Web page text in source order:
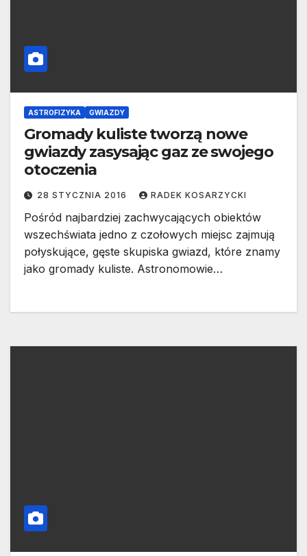
ASTROFIZYKA GWIAZDY
Gromady kuliste tworzą nowe
gwiazdy zasysając gaz ze swojego
otoczenia
28 STYCZNIA 2016 RADEK KOSARZYCKI
Pośród najbardziej zachwycających obiektów
wszechświata jedno z czołowych miejsc zajmują
połyskujące, gęste skupiska gwiazd, które znamy
jako gromady kuliste. Astronomowie…